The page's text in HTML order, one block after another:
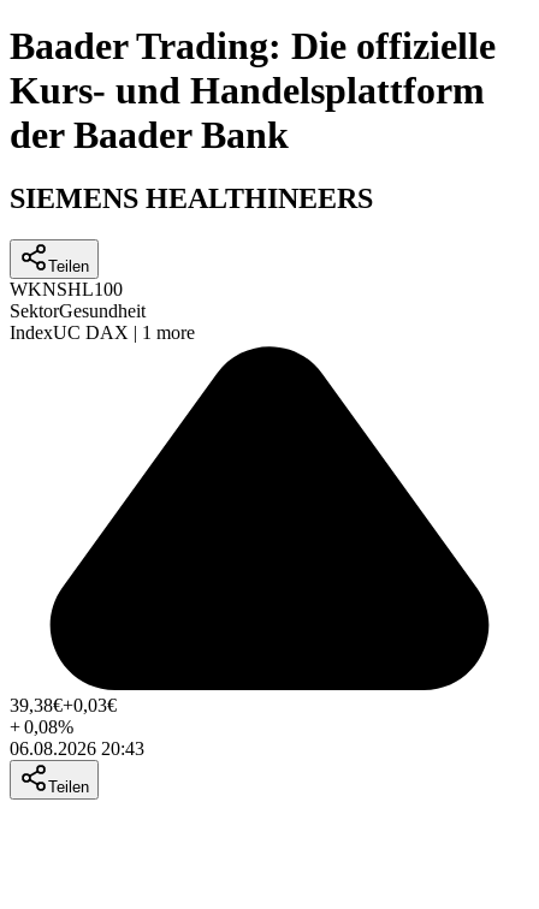
Baader Trading: Die offizielle
Kurs- und Handelsplattform
der Baader Bank
SIEMENS HEALTHINEERS
Teilen
WKNSHL100
SektorGesundheit
IndexUC DAX | 1 more
39,38€+0,03€
+0,08%
06.08.2026 20:43
Teilen